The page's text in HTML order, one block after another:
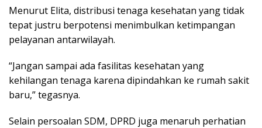
Menurut Elita, distribusi tenaga kesehatan yang tidak
tepat justru berpotensi menimbulkan ketimpangan
pelayanan antarwilayah.
“Jangan sampai ada fasilitas kesehatan yang
kehilangan tenaga karena dipindahkan ke rumah sakit
baru,” tegasnya.
Selain persoalan SDM, DPRD juga menaruh perhatian